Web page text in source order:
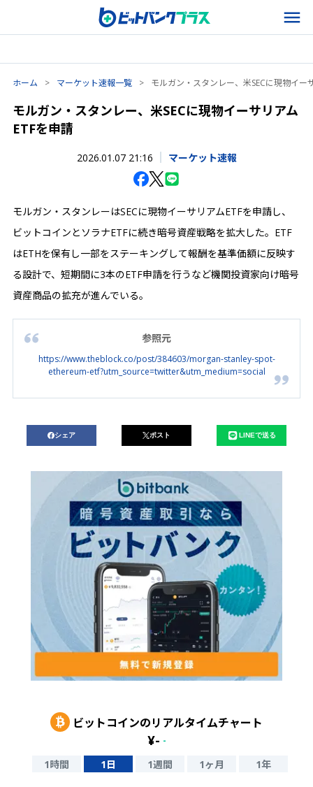
ホーム > マーケット速報一覧 > モルガン・スタンレー、米SECに現物イー
モルガン・スタンレー、米SECに現物イーサリアム
ETFを申請
2026.01.07 21:16 マーケット速報
モルガン・スタンレーはSECに現物イーサリアムETFを申請し、
ビットコインとソラナETFに続き暗号資産戦略を拡大した。ETF
はETHを保有し一部をステーキングして報酬を基準価額に反映す
る設計で、短期間に3本のETF申請を行うなど機関投資家向け暗号
資産商品の拡充が進んでいる。
参照元
https://www.theblock.co/post/384603/morgan-stanley-spot-
ethereum-etf?utm_source=twitter&utm_medium=social
シェア ポスト LINEで送る
ビットコインのリアルタイムチャート
¥- -
1時間 1日 1週間 1ヶ月 1年